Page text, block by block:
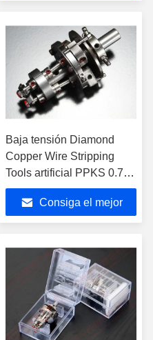
Baja tensión Diamond
Copper Wire Stripping
Tools artificial PPKS 0.7-
1.2m m
Consiga el mejor